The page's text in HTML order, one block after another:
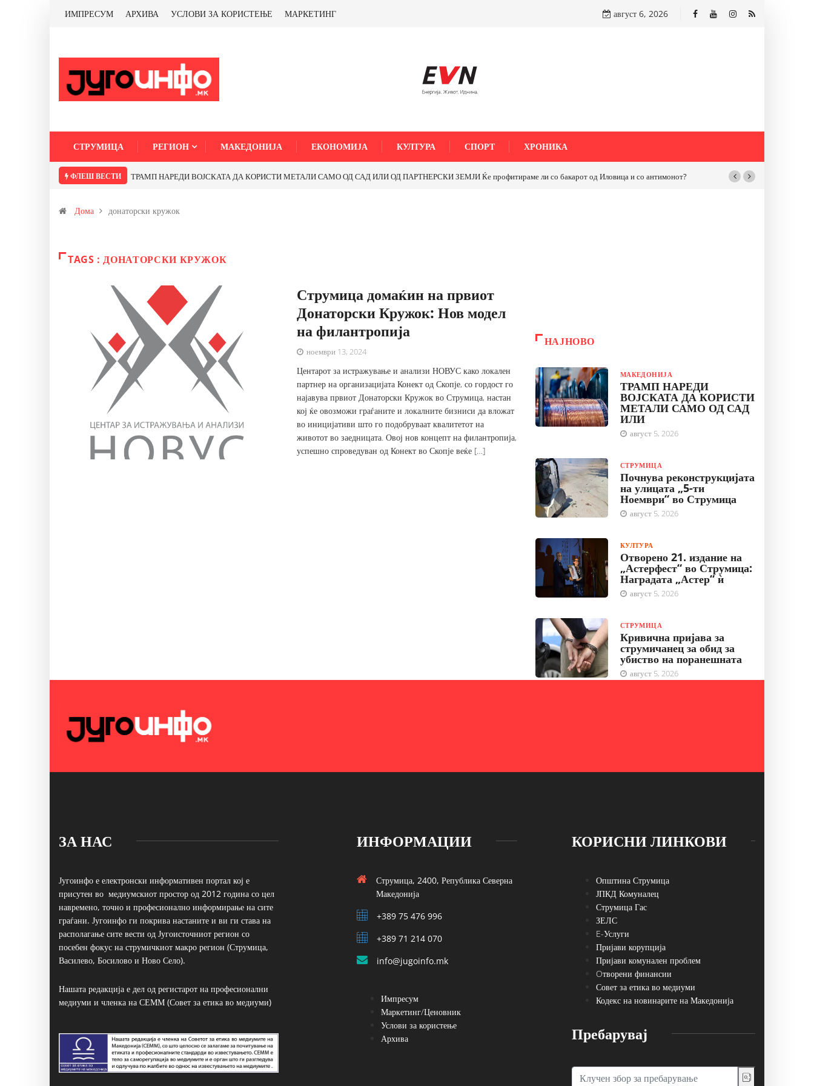
ИМПРЕСУМ АРХИВА УСЛОВИ ЗА КОРИСТЕЊЕ МАРКЕТИНГ август 6, 2026
СТРУМИЦА РЕГИОН МАКЕДОНИЈА ЕКОНОМИЈА КУЛТУРА СПОРТ ХРОНИКА
ФЛЕШ ВЕСТИ ТРАМП НАРЕДИ ВОЈСКАТА ДА КОРИСТИ МЕТАЛИ САМО ОД САД ИЛИ ОД ПАРТНЕРСКИ ЗЕМЈИ Ќе профитираме ли со бакарот од Иловица и со антимонот?
Дома донаторски кружок
TAGS : ДОНАТОРСКИ КРУЖОК
Струмица домаќин на првиот
Донаторски Кружок: Нов модел
на филантропија
ноември 13, 2024
Центарот за истражување и анализи НОВУС како локален
партнер на организацијата Конект од Скопје, со гордост го
најавува првиот Донаторски Кружок во Струмица, настан
кој ќе овозможи граѓаните и локалните бизниси да вложат
во иницијативи што го подобруваат квалитетот на
животот во заедницата. Овој нов концепт на филантропија,
успешно спроведуван од Конект во Скопје веќе […]
НАЈНОВО
МАКЕДОНИЈА
ТРАМП НАРЕДИ
ВОЈСКАТА ДА КОРИСТИ
МЕТАЛИ САМО ОД САД
ИЛИ
август 5, 2026
СТРУМИЦА
Почнува реконструкцијата
на улицата „5-ти
Ноември“ во Струмица
август 5, 2026
КУЛТУРА
Отворено 21. издание на
„Астерфест“ во Струмица:
Наградата „Астер“ ѝ
август 5, 2026
СТРУМИЦА
Кривична пријава за
струмичанец за обид за
убиство на поранешната
август 5, 2026
ЗА НАС
Југоинфо е електронски информативен портал кој е
присутен во медиумскиот простор од 2012 година со цел
навремено, точно и професионално информирање на сите
граѓани. Југоинфо ги покрива настаните и ви ги става на
располагање сите вести од Југоисточниот регион со
посебен фокус на струмичкиот макро регион (Струмица,
Василево, Босилово и Ново Село).
Нашата редакција е дел од регистарот на професионални
медиуми и членка на СЕММ (Совет за етика во медиуми)
ИНФОРМАЦИИ
Струмица, 2400, Република Северна
Македонија
+389 75 476 996
+389 71 214 070
info@jugoinfo.mk
Импресум
Маркетинг/Ценовник
Услови за користење
Архива
КОРИСНИ ЛИНКОВИ
Општина Струмица
ЈПКД Комуналец
Струмица Гас
ЗЕЛС
E-Услуги
Пријави корупција
Пријави комунален проблем
Oтворени финансии
Совет за етика во медиуми
Кодекс на новинарите на Македонија
Пребарувај